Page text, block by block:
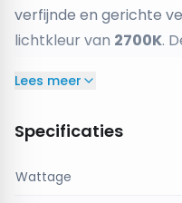
verfijnde en gerichte
lichtkleur van 2700K.
sfeerin zowel
Met een36°
het accentueren van
Lees meer
Specificaties
Wattage